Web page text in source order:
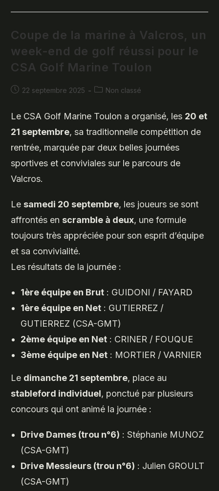
CSA
Marine
Toulon
Coupe de la marine à Valcros, un
week-end de golf réussi pour le
CSA Golf Marine Toulon
Publication
22 septembre 2025
PostNon classé
Le CSA Golf Marine Toulon a organisé, les 20 et
21 septembre, sa traditionnelle compétition de
rentrée, marquée par deux belles journées
sportives et conviviales sur le parcours de
Valcros.
Le samedi 20 septembre, les joueurs se sont
affrontés en scramble à deux, une formule
toujours très appréciée pour son esprit d’équipe
et sa convivialité.
Les résultats de la journée :
1ère équipe en Brut : GUIDONI / FAYARD
1ère équipe en Net : GUTIERREZ /
GUTIERREZ (CSA-GMT)
2ème équipe en Net : CRINER / FOUQUE
3ème équipe en Net : MORTIER / VARNIER
Le dimanche 21 septembre, place au
stableford individuel, ponctué par plusieurs
concours qui ont animé la journée :
Drive Dames (trou n°6) : Stéphanie MUNOZ
(CSA-GMT)
Drive Messieurs (trou n°6) : Julien GROULT
(CSA-GMT)